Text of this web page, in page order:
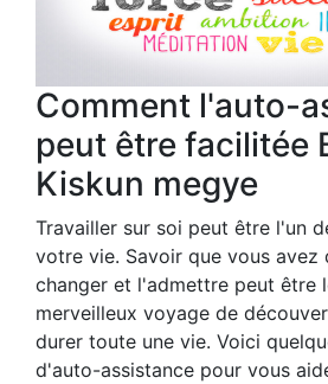
Comment l'auto-
peut être facilitée
Kiskun megye
Travailler sur soi peut être l'un
votre vie. Savoir que vous avez
changer et l'admettre peut être
merveilleux voyage de
durer toute une vie. Voici
d'auto-assistance pour vous